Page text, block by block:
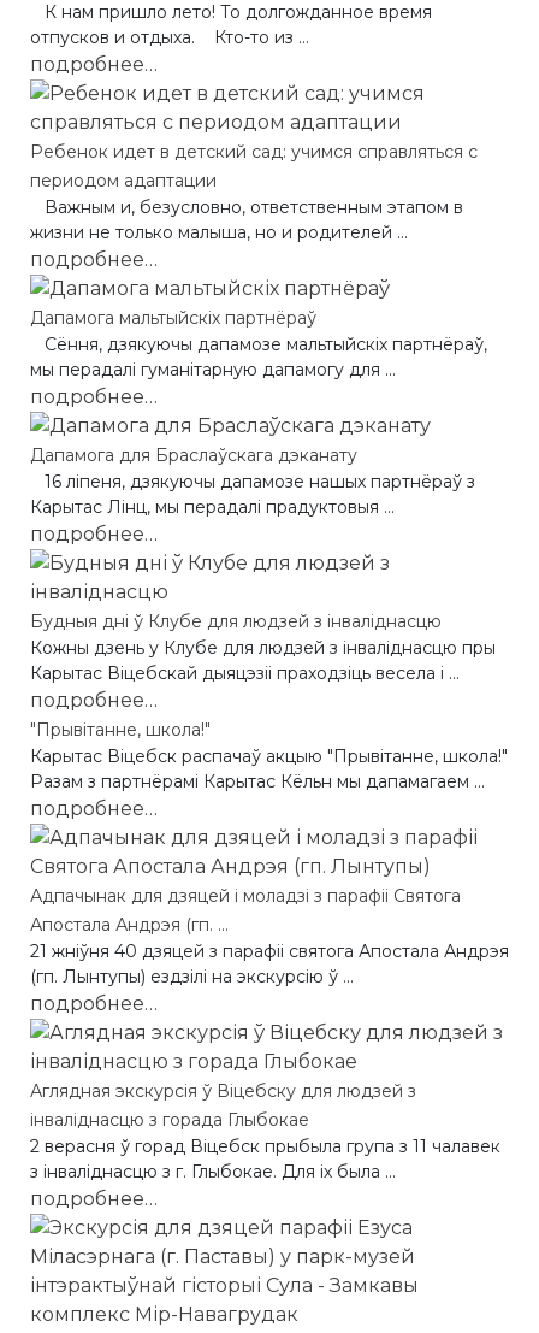
К нам пришло лето! То долгожданное время
отпусков и отдыха. Кто-то из ...
подробнее…
Ребенок идет в детский сад: учимся справляться с
периодом адаптации
Важным и, безусловно, ответственным этапом в
жизни не только малыша, но и родителей ...
подробнее…
Дапамога мальтыйскіх партнёраў
Сёння, дзякуючы дапамозе мальтыйскіх партнёраў,
мы перадалі гуманітарную дапамогу для ...
подробнее…
Дапамога для Браслаўскага дэканату
16 ліпеня, дзякуючы дапамозе нашых партнёраў з
Карытас Лінц, мы перадалі прадуктовыя ...
подробнее…
Будныя дні ў Клубе для людзей з інваліднасцю
Кожны дзень у Клубе для людзей з інваліднасцю пры
Карытас Віцебскай дыяцэзіі праходзіць весела і ...
подробнее…
"Прывітанне, школа!"
Карытас Віцебск распачаў акцыю "Прывітанне, школа!"
Разам з партнёрамі Карытас Кёльн мы дапамагаем ...
подробнее…
Адпачынак для дзяцей і моладзі з парафіі Святога
Апостала Андрэя (гп. ...
21 жніўня 40 дзяцей з парафіі святога Апостала Андрэя
(гп. Лынтупы) ездзілі на экскурсію ў ...
подробнее…
Аглядная экскурсія ў Віцебску для людзей з
інваліднасцю з горада Глыбокае
2 верасня ў горад Віцебск прыбыла група з 11 чалавек
з інваліднасцю з г. Глыбокае. Для іх была ...
подробнее…